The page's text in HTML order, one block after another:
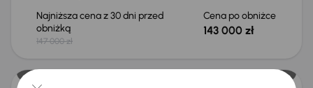
Najniższa cena z 30 dni przed
obniżką
147 000 zł
Cena po obniżce
143 000 zł